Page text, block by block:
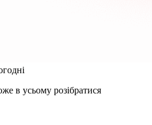
в усьому розібратися